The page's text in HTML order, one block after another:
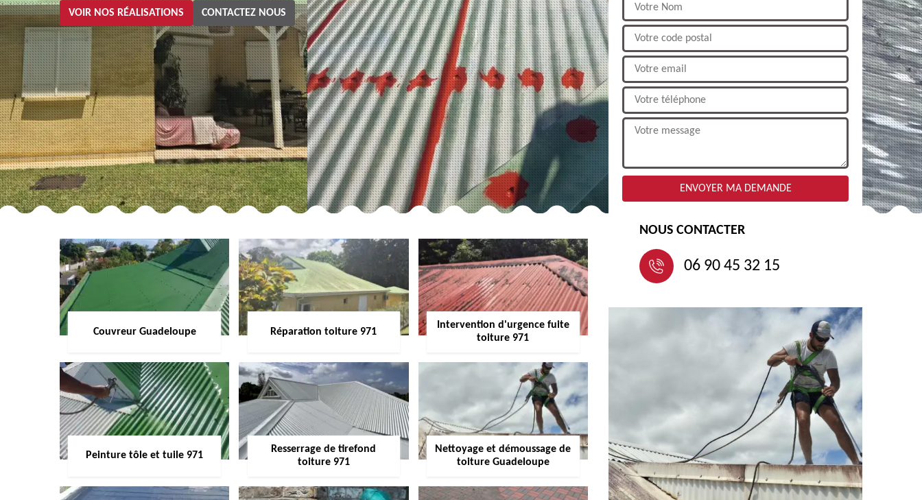
VOIR NOS RÉALISATIONS CONTACTEZ NOUS
Couvreur Guadeloupe Réparation toiture 971
Intervention d'urgence fuite
toiture 971
Peinture tôle et tuile 971
Resserrage de tirefond
toiture 971
Nettoyage et démoussage de
toiture Guadeloupe
NOUS CONTACTER
06 90 45 32 15